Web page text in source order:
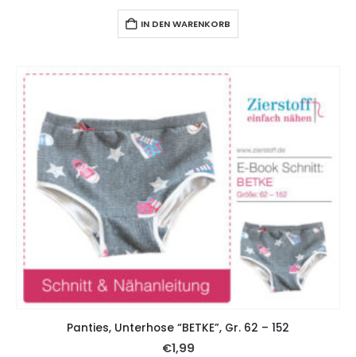
IN DEN WARENKORB
Panties, Unterhose “BETKE”, Gr. 62 – 152
€1,99